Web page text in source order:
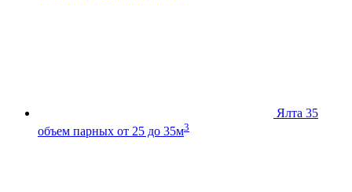
Ялта 35
объем парных от 25 до 35м3